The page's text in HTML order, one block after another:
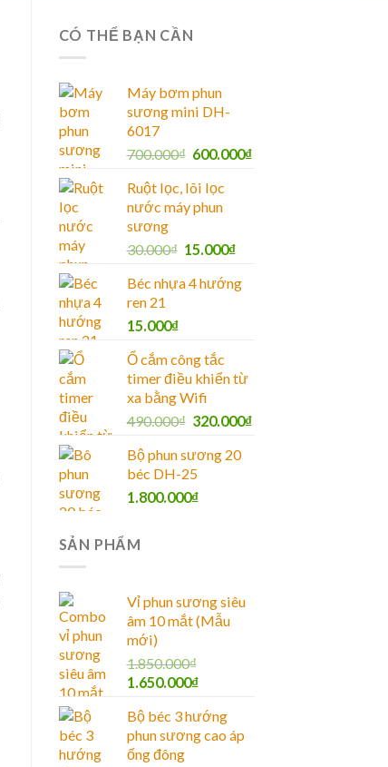
CÓ THỂ BẠN CẦN
Máy bơm phun
sương mini DH-
6017
700.000₫ 600.000₫
Ruột lọc, lõi lọc
nước máy phun
sương
30.000₫ 15.000₫
Béc nhựa 4 hướng
ren 21
15.000₫
Ổ cắm công tắc
timer điều khiển từ
xa bằng Wifi
490.000₫ 320.000₫
Bộ phun sương 20
béc DH-25
1.800.000₫
SẢN PHẨM
Vỉ phun sương siêu
âm 10 mắt (Mẫu
mới)
1.850.000₫
1.650.000₫
Bộ béc 3 hướng
phun sương cao áp
ống đông